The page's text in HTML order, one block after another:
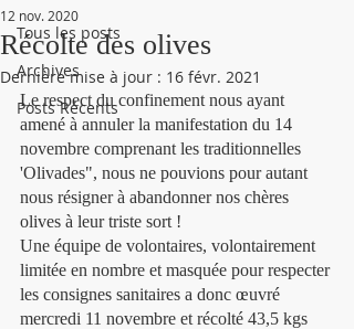
Tous les posts
Archives
Posts Récents
Récolte des olives
12 nov. 2020
Dernière mise à jour : 16 févr. 2021
Le respect du confinement nous ayant
amené à annuler la manifestation du 14
novembre comprenant les traditionnelles
'Olivades", nous ne pouvions pour autant
nous résigner à abandonner nos chères
olives à leur triste sort !
Une équipe de volontaires, volontairement
limitée en nombre et masquée pour respecter
les consignes sanitaires a donc œuvré
mercredi 11 novembre et récolté 43,5 kgs